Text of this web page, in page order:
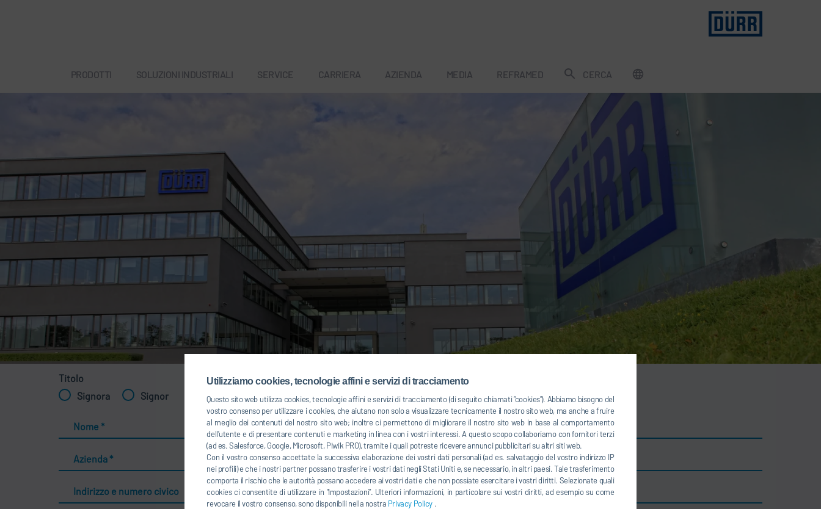
Utilizziamo cookies, tecnologie affini e servizi di tracciamento
Questo sito web utilizza cookies, tecnologie affini e servizi di tracciamento (di seguito chiamati “cookies”). Abbiamo bisogno del
vostro consenso per utilizzare i cookies, che aiutano non solo a visualizzare tecnicamente il nostro sito web, ma anche a fruire
al meglio dei contenuti del nostro sito web; inoltre ci permettono di migliorare il nostro sito web in base al comportamento
dell’utente e di presentare contenuti e marketing in linea con i vostri interessi. A questo scopo collaboriamo con fornitori terzi
(ad es. Salesforce, Google, Microsoft, Piwik PRO), tramite i quali potreste ricevere annunci pubblicitari su altri siti web.
Con il vostro consenso accettate la successiva elaborazione dei vostri dati personali (ad es. salvataggio del vostro indirizzo IP
nei profili) e che i nostri partner possano trasferire i vostri dati negli Stati Uniti e, se necessario, in altri paesi. Tale trasferimento
comporta il rischio che le autorità possano accedere ai vostri dati e che non possiate esercitare i vostri diritti. Selezionate quali
cookies ci consentite di utilizzare in “Impostazioni”. Ulteriori informazioni, in particolare sui vostri diritti, ad esempio su come
revocare il vostro consenso, sono disponibili nella nostra Privacy Policy .
PRODOTTI SOLUZIONI INDUSTRIALI SERVICE CARRIERA AZIENDA MEDIA REFRAMED CERCA
Titolo
Signora
Signor
Nome * Cognome*
Azienda* Numero cliente (se presente)
Indirizzo e numero civico CAP Luogo